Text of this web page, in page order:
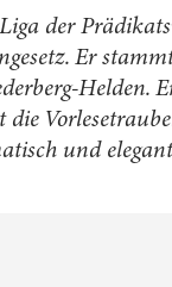
der
Er
Helden.
und